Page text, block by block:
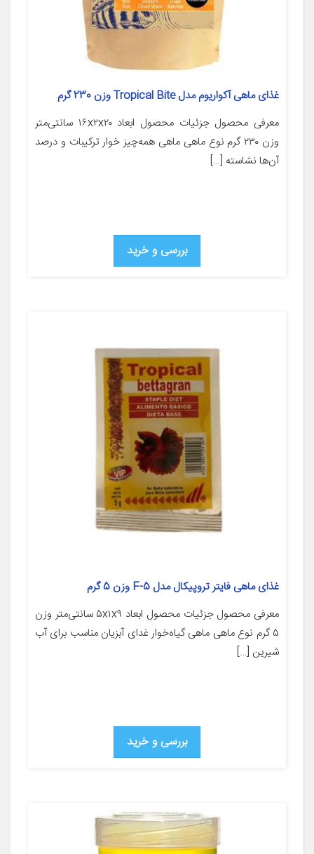
غذای ماهی آکواریوم مدل Tropical Bite وزن 230 گرم
معرفی محصول جزئیات محصول ابعاد ۱۶x۲x۲۰ سانتی‌متر
وزن ۲۳۰ گرم نوع ماهی ماهی همه‌چیز خوار ترکیبات و درصد
آن‌ها نشاسته […]
بررسی و خرید
غذای ماهی فایتر تروپیکال مدل F-5 وزن 5 گرم
معرفی محصول جزئیات محصول ابعاد ۵x۱x۹ سانتی‌متر وزن
۵ گرم نوع ماهی ماهی گیاه‌خوار غدای آبزیان مناسب برای آب
شیرین […]
بررسی و خرید